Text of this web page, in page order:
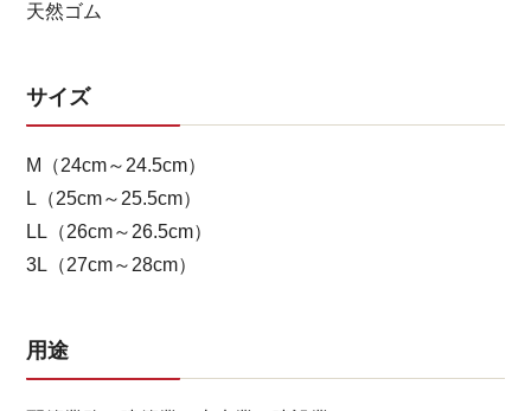
天然ゴム
サイズ
M（24cm～24.5cm）
L（25cm～25.5cm）
LL（26cm～26.5cm）
3L（27cm～28cm）
用途